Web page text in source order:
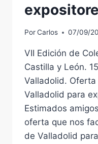
PorCarlos 07/09/
VII Edición de
Castilla y León.
Valladolid.
Valladolid para
Estimados
oferta que nos
de Valladolid